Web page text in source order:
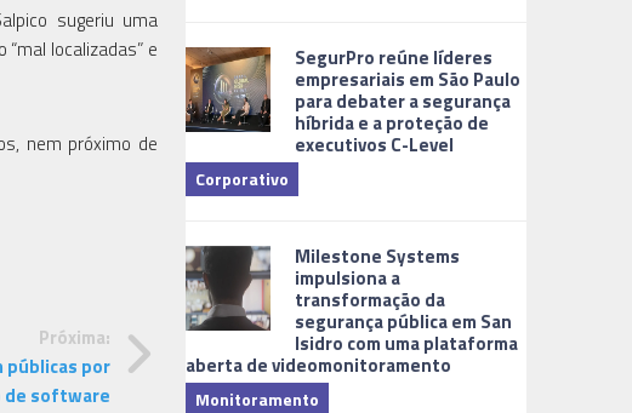
sugeriu uma
localizadas” e
nem próximo de
Próxima:
públicas por
de software
SegurPro reúne líderes
empresariais em São Paulo
para debater a segurança
híbrida e a proteção de
executivos C-Level
Corporativo
Milestone Systems
impulsiona a
transformação da
segurança pública em San
Isidro com uma plataforma
aberta de videomonitoramento
Monitoramento